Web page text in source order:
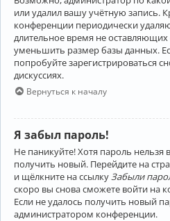
или удалил вашу учётную запись.
конференции периодически
длительное время не
уменьшить размер базы данных.
попробуйте зарегистрироваться
дискуссиях.
Вернуться к началу
Я забыл пароль!
Не паникуйте! Хотя пароль нельзя
получить новый. Перейдите на
и щёлкните на ссылку Забыли
скоро вы снова сможете войти на
Если не удалось получить новый
администратором конференции.